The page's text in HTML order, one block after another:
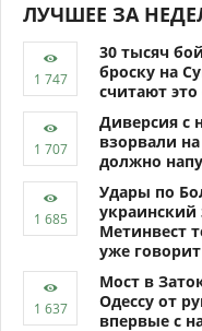
ЛУЧШЕЕ ЗА
30 тысяч
броску на
считают
Диверсия с
взорвали
должно
Удары по
украинский
Метинвест
уже
Мост в
Одессу от
впервые с